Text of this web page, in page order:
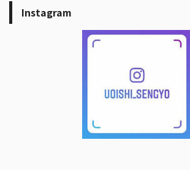
Instagram